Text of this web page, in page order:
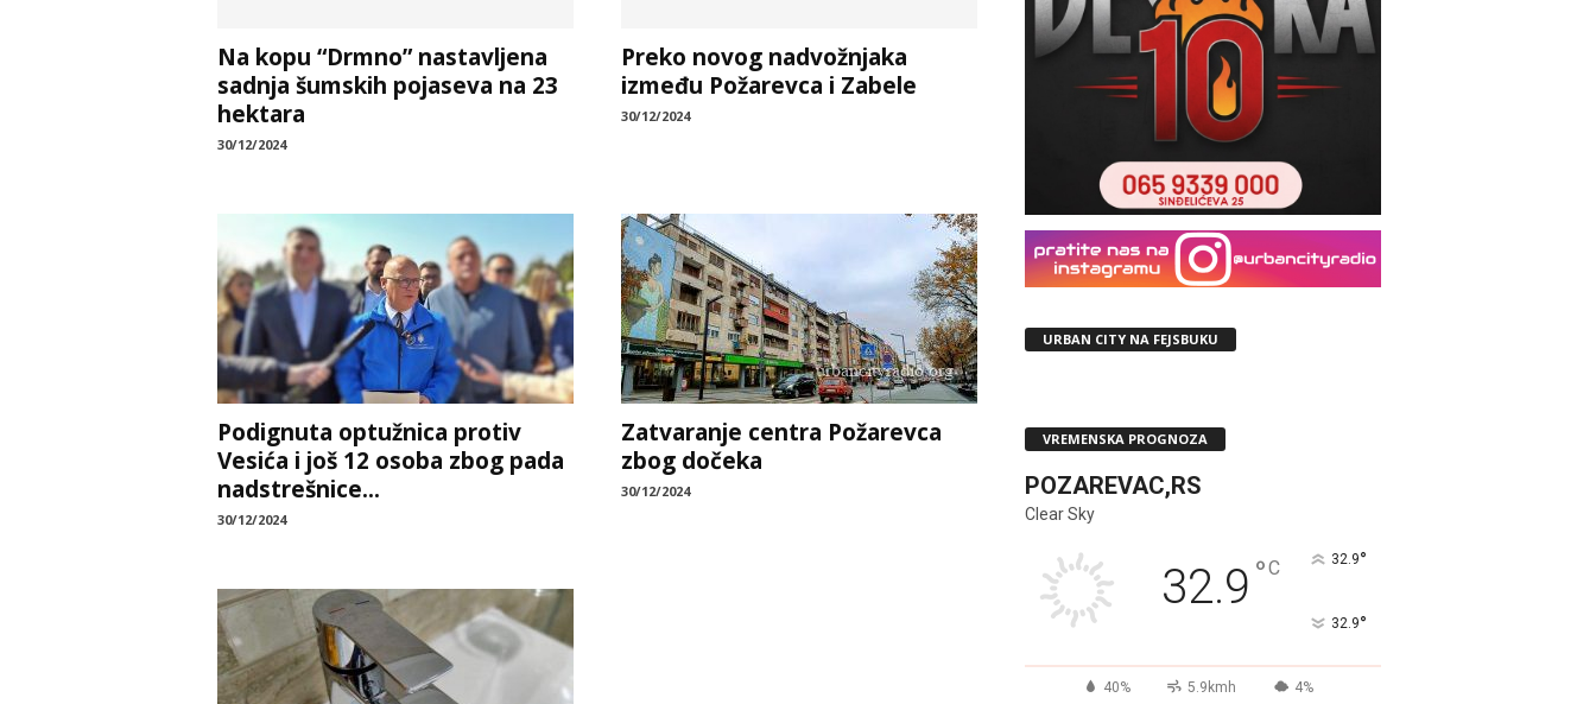
Na kopu “Drmno” nastavljena
sadnja šumskih pojaseva na 23
hektara
30/12/2024
Preko novog nadvožnjaka
između Požarevca i Zabele
30/12/2024
Podignuta optužnica protiv
Vesića i još 12 osoba zbog pada
nadstrešnice...
30/12/2024
Zatvaranje centra Požarevca
zbog dočeka
30/12/2024
URBAN CITY NA FEJSBUKU
VREMENSKA PROGNOZA
POZAREVAC,RS
Clear Sky
32.9 °C 32.9°
32.9°
40% 5.9kmh 4%